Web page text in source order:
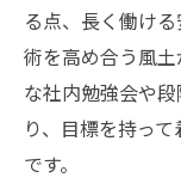
静岡市
職人と
静岡市
キャリアア
る点、長く働け
術を高め合う風
な社内勉強会や
り、目標を持っ
です。